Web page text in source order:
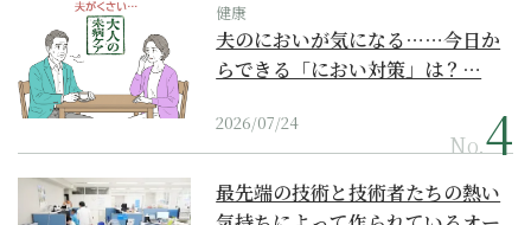
健康
夫のにおいが気になる……今日か
らできる「におい対策」は？…
2026/07/24
No.
最先端の技術と技術者たちの熱い